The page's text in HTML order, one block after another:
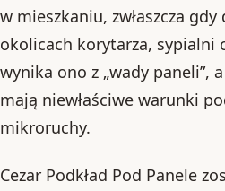
w mieszkaniu, zwłaszcza
okolicach korytarza, sypialni
wynika ono z „wady paneli”,
mają niewłaściwe warunki
mikroruchy.
Cezar Podkład Pod Panele